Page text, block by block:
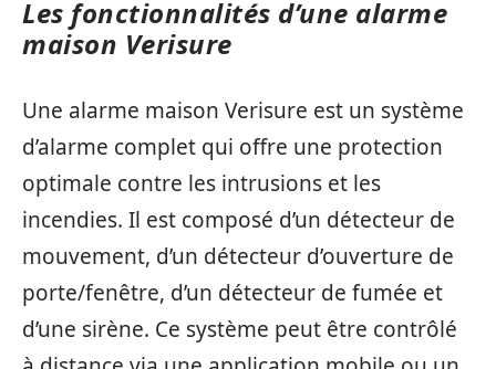
Les fonctionnalités d’une alarme
maison Verisure
Une alarme maison Verisure est un système
d’alarme complet qui offre une protection
optimale contre les intrusions et les
incendies. Il est composé d’un détecteur de
mouvement, d’un détecteur d’ouverture de
porte/fenêtre, d’un détecteur de fumée et
d’une sirène. Ce système peut être contrôlé